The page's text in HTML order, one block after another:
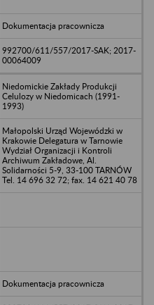
Dokumentacja pracownicza
992700/611/557/2017-SAK; 2017-
00064009
Niedomickie Zakłady Produkcji
Celulozy w Niedomicach (1991-
1993)
Małopolski Urząd Wojewódzki w
Krakowie Delegatura w Tarnowie
Wydział Organizacji i Kontroli
Archiwum Zakładowe, Al.
Solidarności 5-9, 33-100 TARNÓW
Tel. 14 696 32 72; fax. 14 621 40 78
Dokumentacja pracownicza